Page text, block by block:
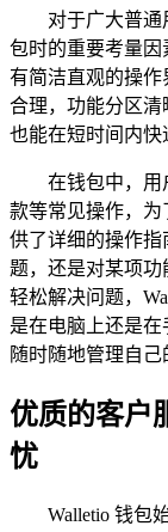
对于广大普
包时的重要考量因
有简洁直观的操
合理，功能分区清
也能在短时间内快
在钱包中，用
款等常见操作，为
供了详细的操作
题，还是对某项
轻松解决问题，
是在电脑上还是
随时随地管理自己
优质的客户
忧
Walletio 钱包